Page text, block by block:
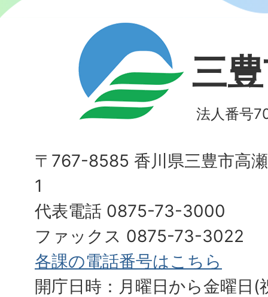
三
法人番号
〒767-8585 香川県三豊市高
1
代表電話 0875-73-3000
ファックス 0875-73-3022
各課の電話番号はこちら
開庁日時：月曜日から金曜日(